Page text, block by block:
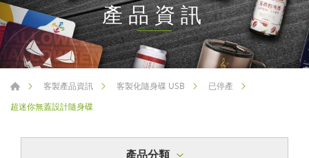
產品資訊
客製產品資訊 客製化隨身碟 USB
已停產
超迷你無蓋設計隨身碟
產品分類